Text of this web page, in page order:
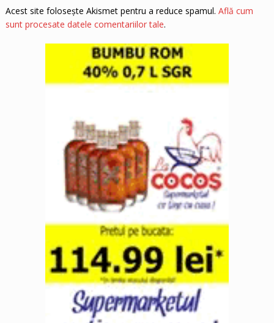
Acest site folosește Akismet pentru a reduce spamul. Află cum
sunt procesate datele comentariilor tale.